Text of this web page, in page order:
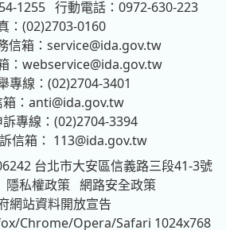
1255 行動電話：0972-630-223
：(02)2703-0160
信箱： service@ida.gov.tw
： webservice@ida.gov.tw
專線：(02)2704-3401
： anti@ida.gov.tw
專線：(02)2704-3394
信箱： 113@ida.gov.tw
台北市大安區信義路三段41-3號
隱私權政策 網路安全政策
網站資料開放宣告
Chrome/Opera/Safari 1024x768